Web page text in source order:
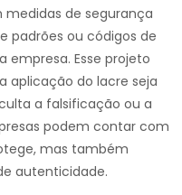
medidas de segurança
padrões ou códigos de
empresa. Esse projeto
aplicação do lacre seja
a falsificação ou a
podem contar com
mas também
autenticidade.